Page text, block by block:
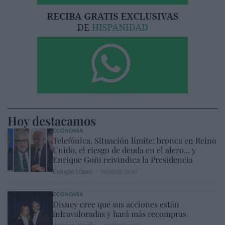
Hoy destacamos
ECONOMÍA
Telefónica. Situación límite: bronca en Reino
Unido, el riesgo de deuda en el alero... y
Enrique Goñi reivindica la Presidencia
ECONOMÍA
Disney cree que sus acciones están
infravaloradas y hará más recompras